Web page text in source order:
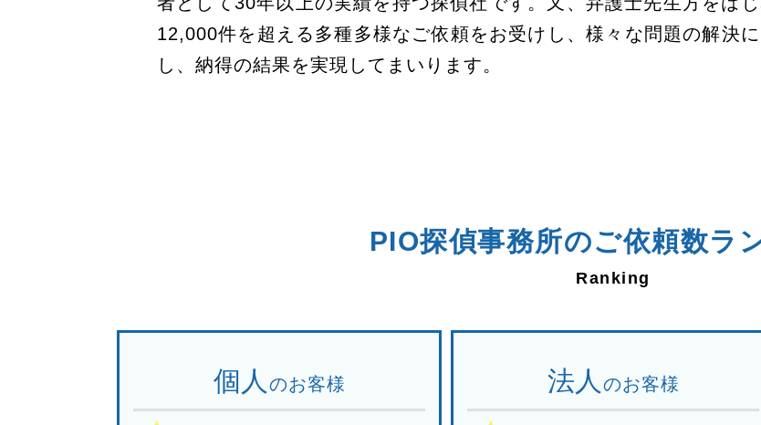
12,000件を超える多種多様なご依頼をお受けし、様々な問題の解決
し、納得の結果を実現してまいります。
PIO探偵事務所のご依頼数ラ
個人のお客様 法人のお客様